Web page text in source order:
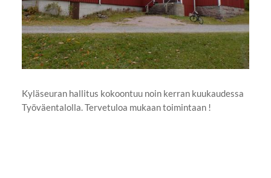
Kyläseuran hallitus kokoontuu noin kerran kuukaudessa
Työväentalolla. Tervetuloa mukaan toimintaan !